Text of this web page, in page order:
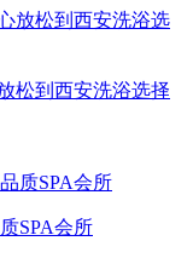
松到西安洗浴选择
SPA会所